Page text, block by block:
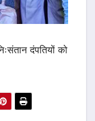
दंपतियों को